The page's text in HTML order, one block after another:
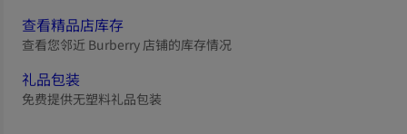
查看精品店库存
查看您邻近 Burberry 店铺的库存情况
礼品包装
免费提供无塑料礼品包装